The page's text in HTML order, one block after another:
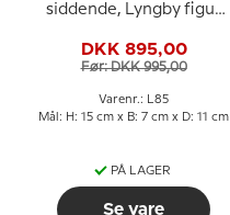
siddende, Lyngby figur
DKK 895,00
Før: DKK 995,00
Varenr.: L85
Mål: H: 15 cm x B: 7 cm x D: 11 cm
PÅ LAGER
Se vare